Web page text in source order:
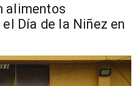
alimentos
Día de la Niñez en